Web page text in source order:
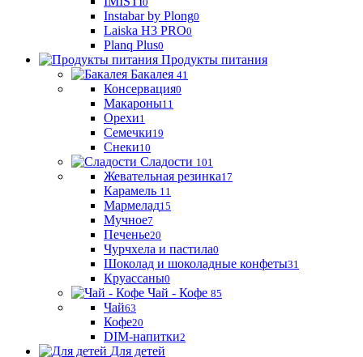
Instabar by Plong0
Laiska H3 PRO0
Planq Plus0
Продукты питания
Бакалея 41
Консервация0
Макароны11
Орехи1
Семечки19
Снеки10
Сладости 101
Жевательная резинка17
Карамель 11
Мармелад15
Мучное7
Печенье20
Чурчхела и пастила0
Шоколад и шоколадные конфеты31
Круассаны0
Чай - Кофе 85
Чай63
Кофе20
DIM-напитки2
Для детей